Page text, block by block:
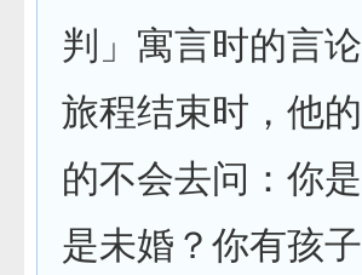
判」寓言时的言
旅程结束时，他
的不会去问：你
是未婚？你有孩